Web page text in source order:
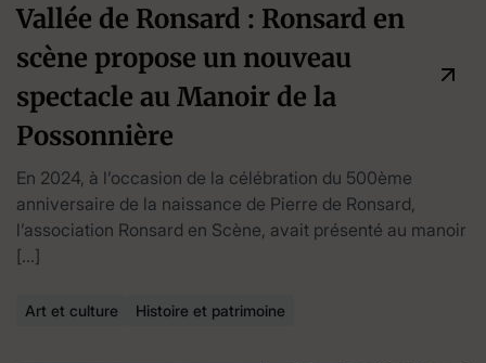
Vallée de Ronsard : Ronsard en
scène propose un nouveau
spectacle au Manoir de la
Possonnière
En 2024, à l’occasion de la célébration du 500ème
anniversaire de la naissance de Pierre de Ronsard,
l’association Ronsard en Scène, avait présenté au manoir
[…]
Art et culture Histoire et patrimoine